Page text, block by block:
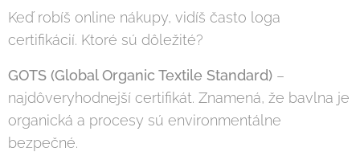
Keď robíš online nákupy, vidíš často loga
certifikácií. Ktoré sú dôležité?
GOTS (Global Organic Textile Standard) –
najdôveryhodnejší certifikát. Znamená, že bavlna je
organická a procesy sú environmentálne
bezpečné.